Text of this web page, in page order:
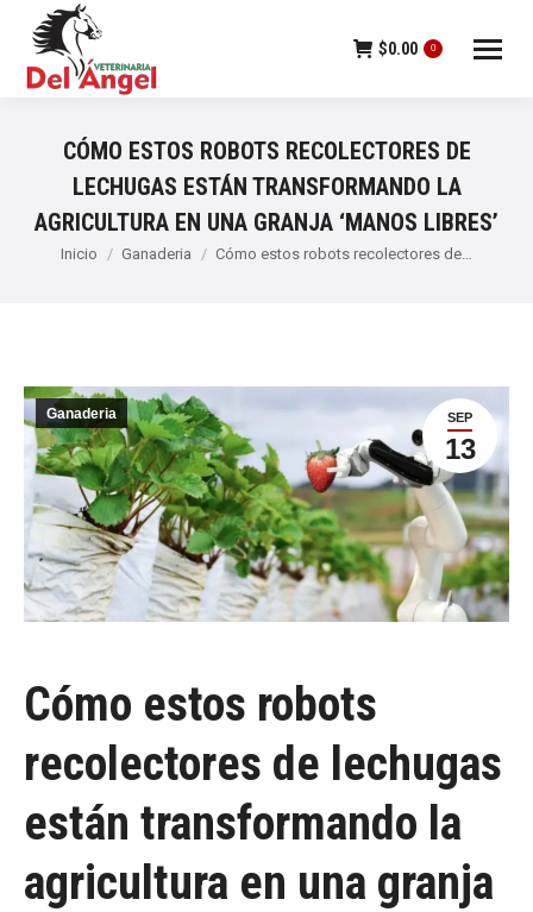
$0.00 0
CÓMO ESTOS ROBOTS RECOLECTORES DE
LECHUGAS ESTÁN TRANSFORMANDO LA
AGRICULTURA EN UNA GRANJA ‘MANOS LIBRES’
Estás aquí:
Inicio Ganaderia Cómo estos robots recolectores de…
SEP
13
Ganaderia
Cómo estos robots
recolectores de lechugas
están transformando la
agricultura en una granja